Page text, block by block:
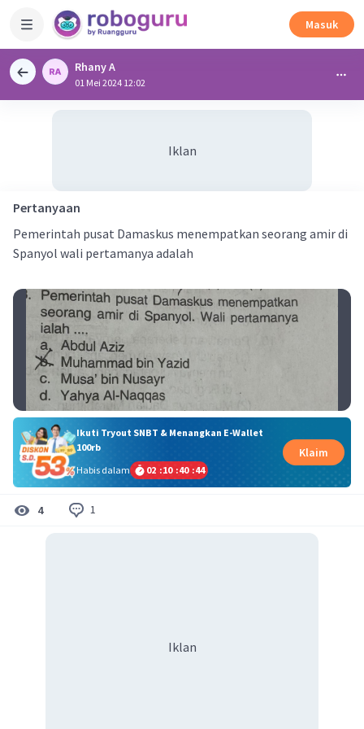
Masuk
Rhany A
01 Mei 2024 12:02
Iklan
Pertanyaan
Pemerintah pusat Damaskus menempatkan seorang amir di
Spanyol wali pertamanya adalah
Ikuti Tryout SNBT & Menangkan E-Wallet
100rb
Habis dalam
02 :10 :40 :43
Klaim
4 1
Iklan